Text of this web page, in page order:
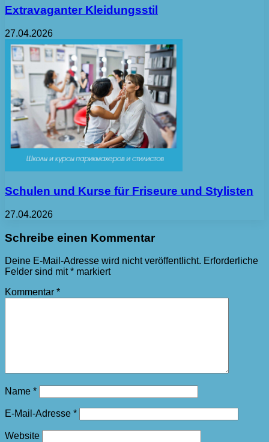
Extravaganter Kleidungsstil
27.04.2026
Schulen und Kurse für Friseure und Stylisten
27.04.2026
Schreibe einen Kommentar
Deine E-Mail-Adresse wird nicht veröffentlicht. Erforderliche
Felder sind mit* markiert
Kommentar *
Name *
E-Mail-Adresse *
Website